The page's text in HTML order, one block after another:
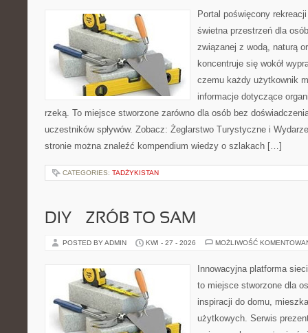
Portal poświęcony
świetna przestrzeń dla
związanej z wodą, naturą
koncentruje się wokół
czemu każdy użytkownik
informacje dotyczące
rzeką. To miejsce stworzone zarówno dla osób bez
uczestników spływów. Zobacz: Żeglarstwo Turystyczne i
stronie można znaleźć kompendium wiedzy o szlakach […]
CATEGORIES: TADŻYKISTAN
DIY – ZRÓB TO SAM
POSTED BY ADMIN KWI - 27 - 2026 MOŻLIWOŚĆ
Innowacyjna platforma
to miejsce stworzone dla
inspiracji do domu,
użytkowych. Serwis